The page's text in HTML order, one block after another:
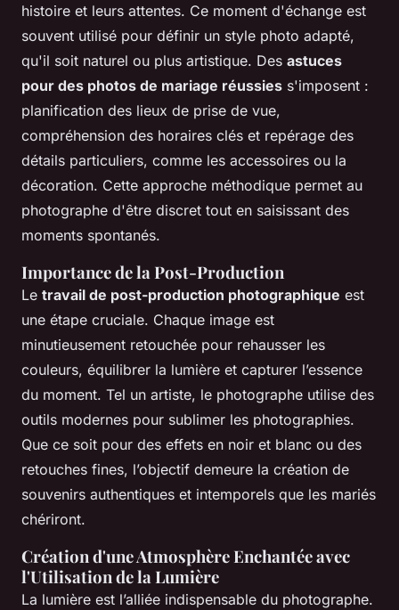
histoire et leurs attentes. Ce moment d'échange est
souvent utilisé pour définir un style photo adapté,
qu'il soit naturel ou plus artistique. Des astuces
pour des photos de mariage réussies s'imposent :
planification des lieux de prise de vue,
compréhension des horaires clés et repérage des
détails particuliers, comme les accessoires ou la
décoration. Cette approche méthodique permet au
photographe d'être discret tout en saisissant des
moments spontanés.
Importance de la Post-Production
Le travail de post-production photographique est
une étape cruciale. Chaque image est
minutieusement retouchée pour rehausser les
couleurs, équilibrer la lumière et capturer l’essence
du moment. Tel un artiste, le photographe utilise des
outils modernes pour sublimer les photographies.
Que ce soit pour des effets en noir et blanc ou des
retouches fines, l’objectif demeure la création de
souvenirs authentiques et intemporels que les mariés
chériront.
Création d'une Atmosphère Enchantée avec
l'Utilisation de la Lumière
La lumière est l’alliée indispensable du photographe.